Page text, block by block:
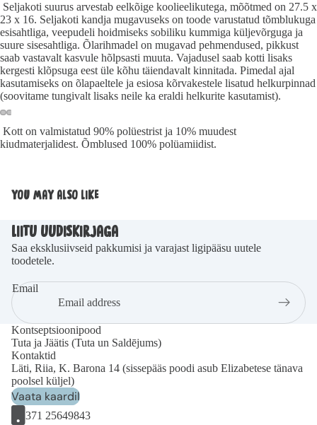
Seljakoti suurus arvestab eelkõige koolieelikutega, mõõtmed on 27.5 x
23 x 16. Seljakoti kandja mugavuseks on toode varustatud tõmblukuga
esisahtliga, veepudeli hoidmiseks sobiliku kummiga küljevõrguga ja
suure sisesahtliga. Õlarihmadel on mugavad pehmendused, pikkust
saab vastavalt kasvule hõlpsasti muuta. Vajadusel saab kotti lisaks
kergesti klõpsuga eest üle kõhu täiendavalt kinnitada. Pimedal ajal
kasutamiseks on õlapaeltele ja esiosa kõrvakestele lisatud helkurpinnad
(soovitame tungivalt lisaks neile ka eraldi helkurite kasutamist).
Kott on valmistatud 90% polüestrist ja 10% muudest
kiudmaterjalidest. Õmblused 100% polüamiidist.
YOU MAY ALSO LIKE
LIITU UUDISKIRJAGA
Saa eksklusiivseid pakkumisi ja varajast ligipääsu uutele
toodetele.
Email
Kontseptsioonipood
Tuta ja Jäätis (Tuta un Saldējums)
Kontaktid
Läti, Riia, K. Barona 14 (sissepääs poodi asub Elizabetese tänava
poolsel küljel)
Vaata kaardil
371 25649843